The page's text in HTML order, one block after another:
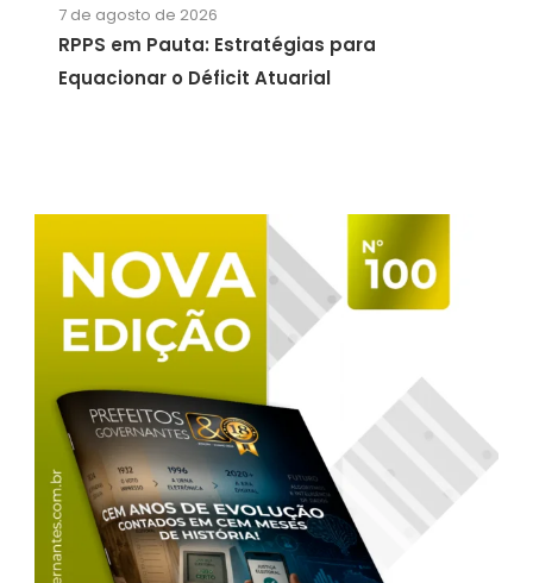
7 de agosto de 2026
RPPS em Pauta: Estratégias para
Equacionar o Déficit Atuarial